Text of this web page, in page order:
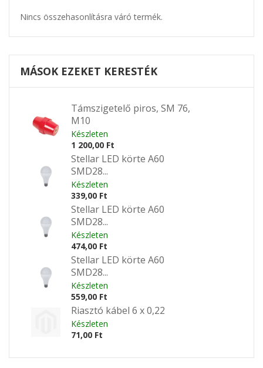
Nincs összehasonlításra váró termék.
MÁSOK EZEKET KERESTÉK
Támszigetelő piros, SM 76,
M10
Készleten
1 200,00 Ft
Stellar LED körte A60
SMD28...
Készleten
339,00 Ft
Stellar LED körte A60
SMD28...
Készleten
474,00 Ft
Stellar LED körte A60
SMD28...
Készleten
559,00 Ft
Riasztó kábel 6 x 0,22
Készleten
71,00 Ft